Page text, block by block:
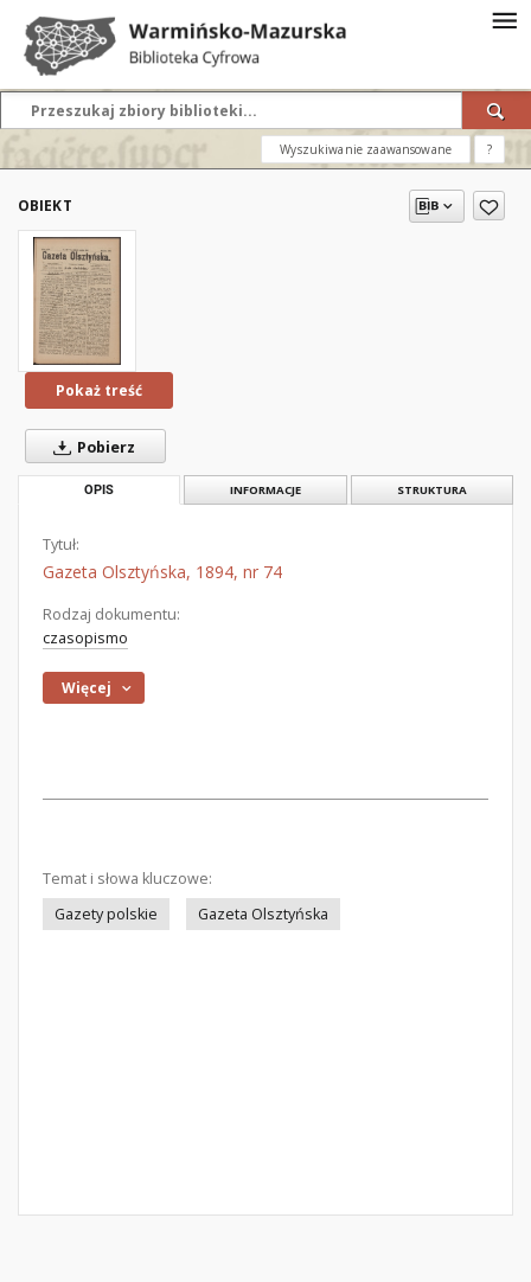
Wyszukiwanie zaawansowane ?
OBIEKT
Pokaż treść
Pobierz
OPIS INFORMACJE STRUKTURA
Tytuł:
Gazeta Olsztyńska, 1894, nr 74
Rodzaj dokumentu:
czasopismo
Więcej
Temat i słowa kluczowe:
Gazety polskie
Gazeta Olsztyńska